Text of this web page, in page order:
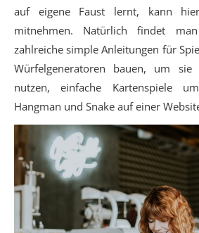
auf eigene Faust lernt, kann
mitnehmen. Natürlich findet
zahlreiche simple Anleitungen für
Würfelgeneratoren bauen, um
nutzen, einfache Kartenspiele
Hangman und Snake auf einer